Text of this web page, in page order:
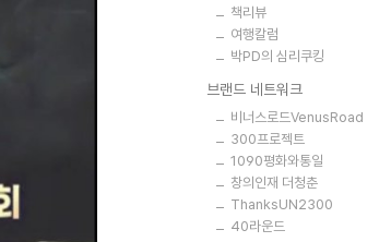
책리뷰
여행칼럼
박PD의 심리쿠킹
브랜드 네트워크
비너스로드VenusRoad
300프로젝트
1090평화와통일
창의인재 더청춘
ThanksUN2300
40라운드